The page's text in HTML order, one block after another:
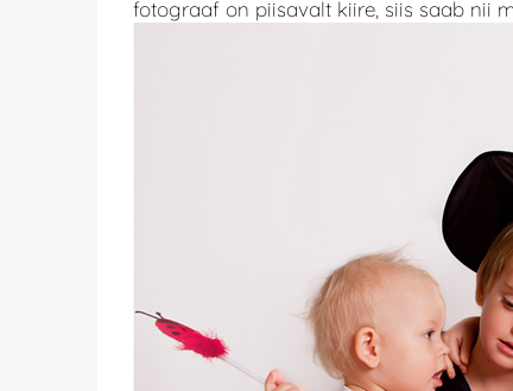
fotograaf on piisavalt kiire, siis saab nii